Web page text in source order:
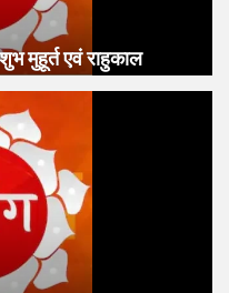
मुहूर्त एवं राहुकाल